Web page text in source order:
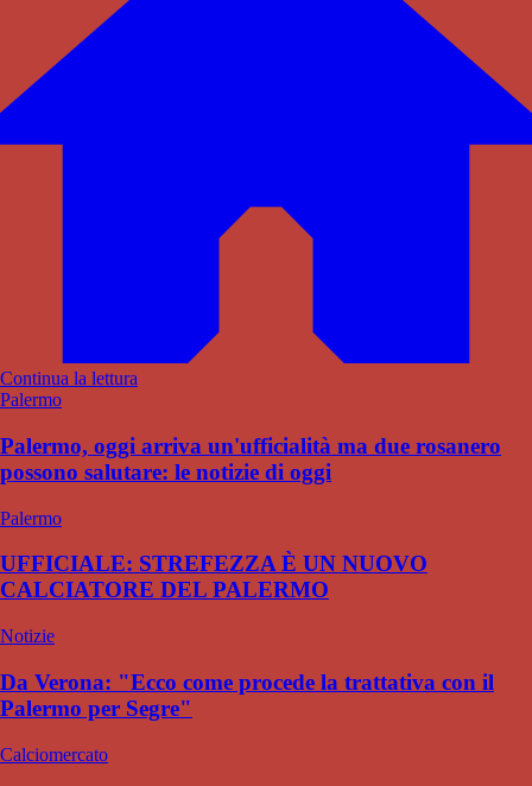
Continua la lettura
Palermo
Palermo, oggi arriva un'ufficialità ma due rosanero
possono salutare: le notizie di oggi
Palermo
UFFICIALE: STREFEZZA È UN NUOVO
CALCIATORE DEL PALERMO
Notizie
Da Verona: "Ecco come procede la trattativa con il
Palermo per Segre"
Calciomercato